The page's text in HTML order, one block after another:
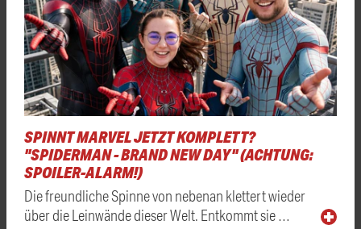
SPINNT MARVEL JETZT KOMPLETT?
"SPIDERMAN - BRAND NEW DAY" (ACHTUNG:
SPOILER-ALARM!)
Die freundliche Spinne von nebenan klettert wieder
über die Leinwände dieser Welt. Entkommt sie …